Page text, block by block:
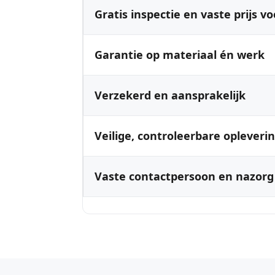
Gratis inspectie en vaste prijs
Garantie op materiaal én werk
Verzekerd en aansprakelijk
Veilige, controleerbare
Vaste contactpersoon en nazorg